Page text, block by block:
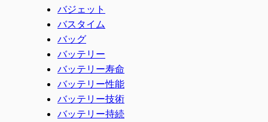
バジェット
バスタイム
バッグ
バッテリー
バッテリー寿命
バッテリー性能
バッテリー技術
バッテリー持続